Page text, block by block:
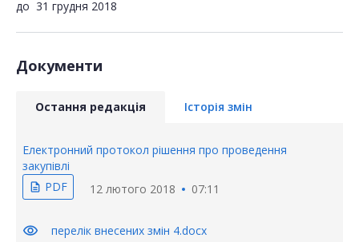
до 31 грудня 2018
Документи
Остання редакція Історія змін
Електронний протокол рішення про проведення
закупівлі
description PDF 12 лютого 2018 07:11
visibility
перелік внесених змін 4.docx